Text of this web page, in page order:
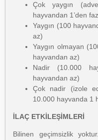
Çok yaygın
hayvandan 1’den
Yaygın (100
az)
Yaygın olmayan
hayvandan az)
Nadir (10.000
hayvandan az)
Çok nadir (izole
10.000 hayvanda 1
İLAÇ ETKİLEŞİMLERİ
Bilinen geçimsizlik